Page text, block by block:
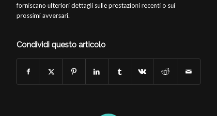
forniscano ulteriori dettagli sulle prestazioni recenti o sui
prossimi avversari.
Condividi questo articolo